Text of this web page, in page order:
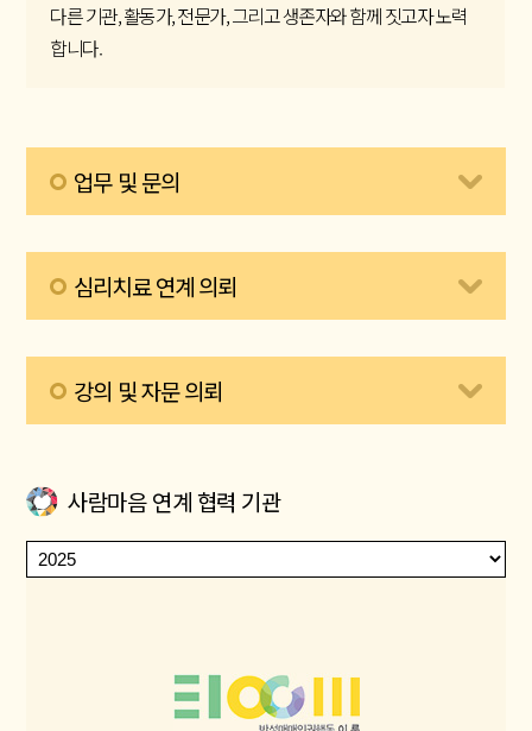
다른 기관, 활동가, 전문가, 그리고 생존자와 함께 짓고자 노력
합니다.
업무 및 문의
업무 및 관련 문의는 이메일로 전해주세요.
connect@traumahealingcenter.org
이메일 주소복사하기
심리치료 연계 의뢰
심리치료 연계 의뢰서 (DOC)
강의 및 자문 의뢰
강의 및 자문 의뢰서 (DOC)
강의 및 자문 의뢰서 (HWP)다운로드
사람마음 연계 협력 기관